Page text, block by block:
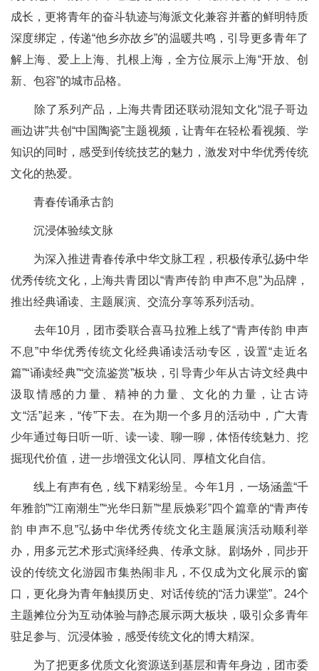
成长，更将青年的奋斗轨迹与海派文化兼容并蓄的鲜明特质
深度绑定，传递“他乡亦故乡”的温暖共鸣，引导更多青年了
解上海、爱上上海、扎根上海，全方位展示上海“开放、创
新、包容”的城市品格。
除了系列产品，上海共青团还联动混知文化“混子哥边
画边讲”共创“中国陶瓷”主题视频，让青年在轻松看视频、学
知识的同时，感受到传统技艺的魅力，激发对中华优秀传统
文化的热爱。
青春传诵承古韵
沉浸体验续文脉
为深入推进青春传承中华文脉工程，积极传承弘扬中华
优秀传统文化，上海共青团以“青声传韵 申声不息”为品牌，
推出经典诵读、主题展演、交流分享等系列活动。
去年10月，团市委联合喜马拉雅上线了“青声传韵 申声
不息”中华优秀传统文化经典诵读活动专区，设置“走近名
篇”“诵读经典”“交流鉴赏”板块，引导青少年从古诗文经典中
汲取情感的力量、精神的力量、文化的力量，让古诗
文“活”起来，“传”下去。在为期一个多月的活动中，广大青
少年通过每日听一听、读一读、聊一聊，体悟传统魅力、挖
掘现代价值，进一步增强文化认同、厚植文化自信。
线上有声有色，线下精彩纷呈。今年1月，一场涵盖“千
年雅韵”“江南潮生”“光华日新”“星辰焕彩”四个篇章的“青声传
韵 申声不息”弘扬中华优秀传统文化主题展演活动顺利举
办，用多元艺术形式演绎经典、传承文脉。剧场外，同步开
设的传统文化游园市集热闹非凡，不仅成为文化展示的窗
口，更化身为青年触摸历史、对话传统的“活力课堂”。24个
主题摊位分为互动体验与静态展示两大板块，吸引众多青年
驻足参与、沉浸体验，感受传统文化的博大精深。
为了把更多优质文化资源送到基层和青年身边，团市委